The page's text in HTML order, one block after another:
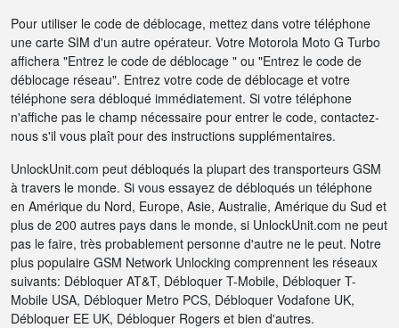
Pour utiliser le code de déblocage, mettez dans votre téléphone
une carte SIM d'un autre opérateur. Votre Motorola Moto G Turbo
affichera "Entrez le code de déblocage " ou "Entrez le code de
déblocage réseau". Entrez votre code de déblocage et votre
téléphone sera débloqué immédiatement. Si votre téléphone
n'affiche pas le champ nécessaire pour entrer le code, contactez-
nous s'il vous plaît pour des instructions supplémentaires.
UnlockUnit.com peut débloqués la plupart des transporteurs GSM
à travers le monde. Si vous essayez de débloqués un téléphone
en Amérique du Nord, Europe, Asie, Australie, Amérique du Sud et
plus de 200 autres pays dans le monde, si UnlockUnit.com ne peut
pas le faire, très probablement personne d'autre ne le peut. Notre
plus populaire GSM Network Unlocking comprennent les réseaux
suivants: Débloquer AT&T, Débloquer T-Mobile, Débloquer T-
Mobile USA, Débloquer Metro PCS, Débloquer Vodafone UK,
Débloquer EE UK, Débloquer Rogers et bien d'autres.